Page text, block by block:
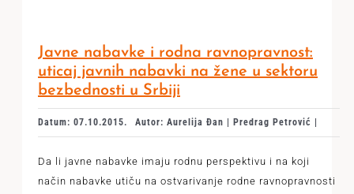
Javne nabavke i rodna ravnopravnost:
uticaj javnih nabavki na žene u sektoru
bezbednosti u Srbiji
Datum: 07.10.2015. Autor: Aurelija Đan | Predrag Petrović |
Da li javne nabavke imaju rodnu perspektivu i na koji
način nabavke utiču na ostvarivanje rodne ravnopravnosti